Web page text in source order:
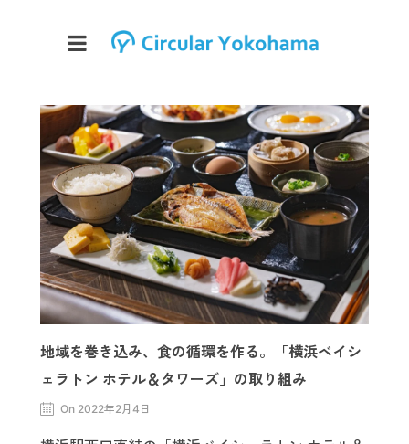
地域を巻き込み、食の循環を作る。「横浜ベイシ
ェラトン ホテル＆タワーズ」の取り組み
On 2022年2月4日